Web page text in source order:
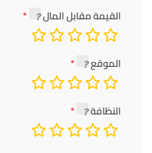
القيمة مقابل المال
الموقع
النظافة